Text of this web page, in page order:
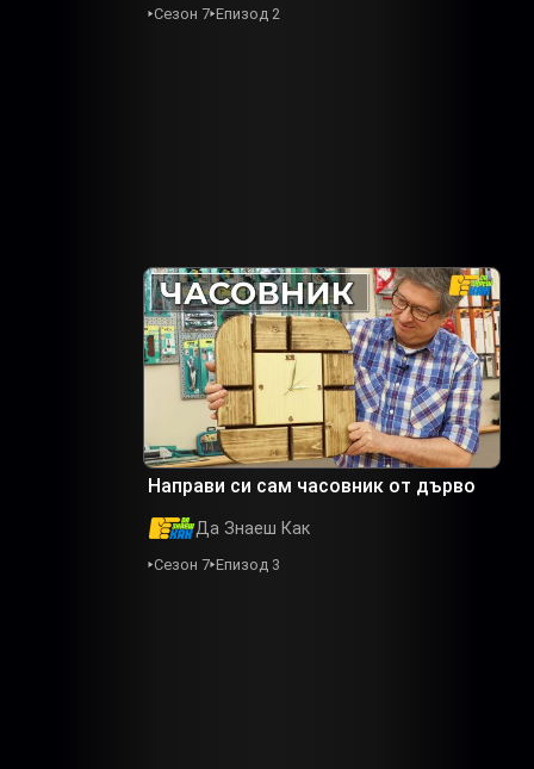
Сезон 7 Епизод 2
Направи си сам часовник от дърво
Да Знаеш Как
Сезон 7 Епизод 3